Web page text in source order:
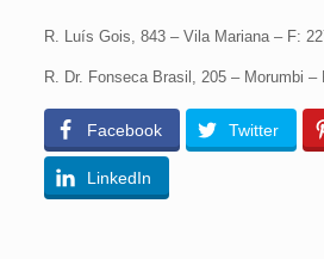
R. Luís Gois, 843 – Vila Mariana – F:
R. Dr. Fonseca Brasil, 205 – Morumbi –
Facebook Twitter
LinkedIn